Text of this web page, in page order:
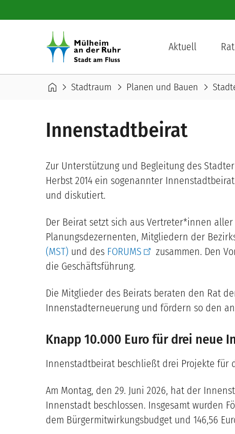
Aktuell
Pfadnavigation
home chevron_right Stadtraum chevron_right Planen und Bauen chevron_right
Innenstadtbeirat
Zur Unterstützung und Begleitung des
Herbst 2014 ein sogenannter
und diskutiert.
Der Beirat setzt sich aus Vertreter*innen
Planungsdezernenten, Mitgliedern der
(MST) und des FORUMS zusammen. Den
die Geschäftsführung.
Die Mitglieder des Beirats beraten den Rat
Innenstadterneuerung und fördern so den
Knapp 10.000 Euro für drei neue
Innenstadtbeirat beschließt drei Projekte für
Am Montag, den 29. Juni 2026, hat der
Innenstadt beschlossen. Insgesamt wurden
dem Bürgermitwirkungsbudget und 146,56